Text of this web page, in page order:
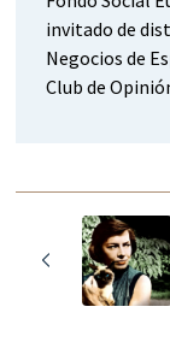
invitado de
Negocios de
Club de